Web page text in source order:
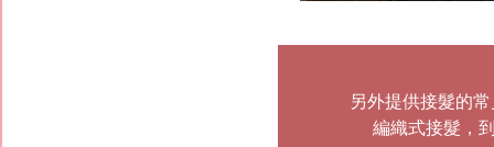
另外提供接髮的
編織式接髮，